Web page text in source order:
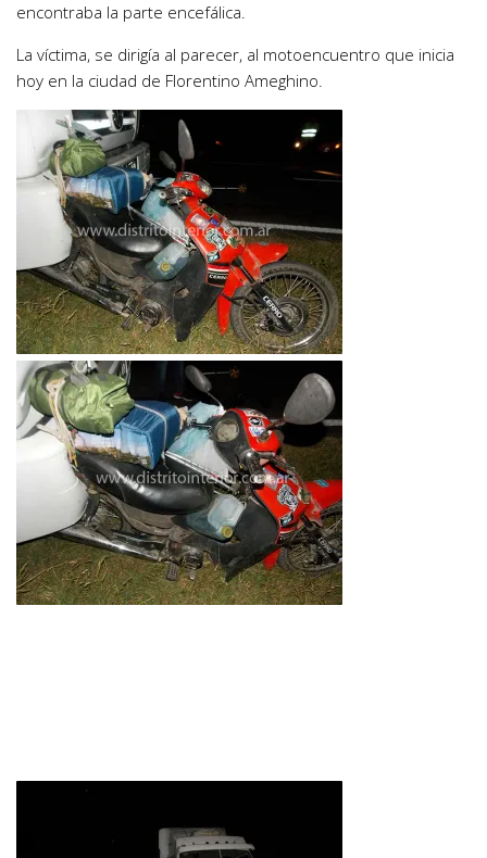
encontraba la parte encefálica.
La víctima, se dirigía al parecer, al motoencuentro que inicia
hoy en la ciudad de Florentino Ameghino.